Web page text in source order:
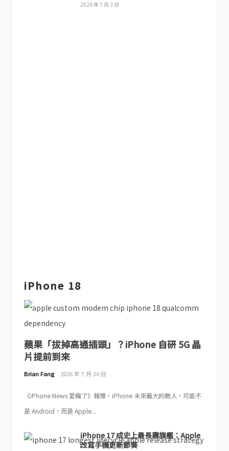
2026 年 7 月 3 日
iPhone 18
蘋果「拔掉高通插頭」？iPhone 自研 5G 晶
片提前到來
Brian Fang 2026 年 7 月 30 日
《iPhone News 愛瘋了》報導，iPhone 未來最大的敵人，可能不
是 Android，而是 Apple...
iPhone 17 成史上最長壽旗艦：Apple
改寫手機更新節奏